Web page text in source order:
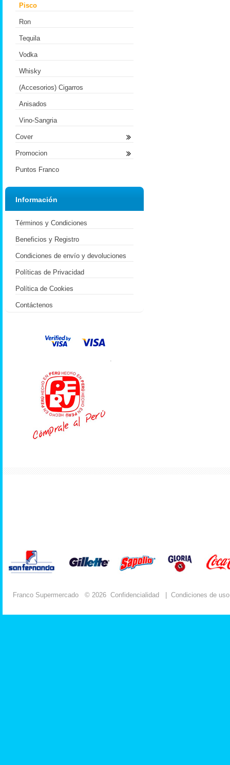
Pisco
Ron
Tequila
Vodka
Whisky
(Accesorios) Cigarros
Anisados
Vino-Sangria
Cover
Promocion
Puntos Franco
Información
Términos y Condiciones
Beneficios y Registro
Condiciones de envío y devoluciones
Políticas de Privacidad
Política de Cookies
Contáctenos
.
Franco Supermercado © 2026 Confidencialidad Condiciones de uso